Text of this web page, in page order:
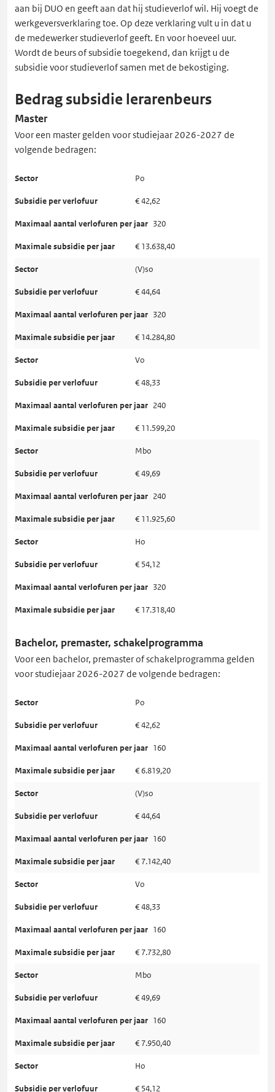
aan bij DUO en geeft aan dat hij studieverlof wil. Hij voegt de
werkgeversverklaring toe. Op deze verklaring vult u in dat u
de medewerker studieverlof geeft. En voor hoeveel uur.
Wordt de beurs of subsidie toegekend, dan krijgt u de
subsidie voor studieverlof samen met de bekostiging.
Bedrag subsidie lerarenbeurs
Master
Voor een master gelden voor studiejaar 2026-2027 de
volgende bedragen:
Po
€ 42,62
320
€ 13.638,40
(V)so
€ 44,64
320
€ 14.284,80
Vo
€ 48,33
240
€ 11.599,20
Mbo
€ 49,69
240
€ 11.925,60
Ho
€ 54,12
320
€ 17.318,40
Bachelor, premaster, schakelprogramma
Voor een bachelor, premaster of schakelprogramma gelden
voor studiejaar 2026-2027 de volgende bedragen:
Po
€ 42,62
160
€ 6.819,20
(V)so
€ 44,64
160
€ 7.142,40
Vo
€ 48,33
160
€ 7.732,80
Mbo
€ 49,69
160
€ 7.950,40
Ho
€ 54,12